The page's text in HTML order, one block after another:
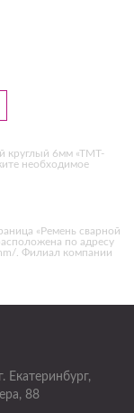
круглый 6мм «ТМТ-
необходимое
«Ремень сварной
по адресу
. Филиал компании
Екатеринбург,
88